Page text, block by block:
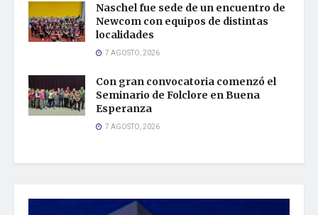
Naschel fue sede de un encuentro de
Newcom con equipos de distintas
localidades
7 AGOSTO, 2026
Con gran convocatoria comenzó el
Seminario de Folclore en Buena
Esperanza
7 AGOSTO, 2026